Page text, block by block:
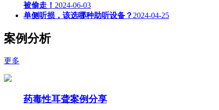
被偷走！ 2024-06-03
单侧听损，该选哪种助听设备？ 2024-04-25
案例分析
更多
药毒性耳聋案例分享